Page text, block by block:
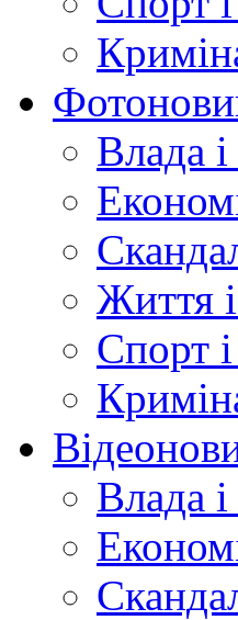
Влада і
Життя
Спорт
Влада і